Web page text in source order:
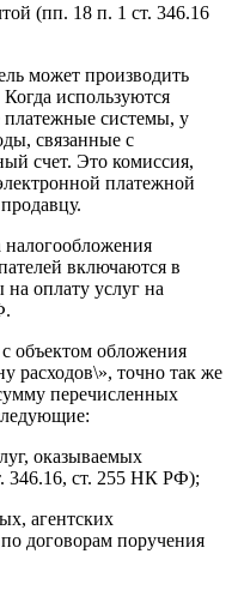
(пп. 18 п. 1 ст. 346.16
может производить
используются
платежные системы, у
связанные с
счет. Это комиссия,
платежной
включаются в
на оплату услуг на
объектом обложения
расходов\», точно так же
перечисленных
оказываемых
346.16, ст. 255 НК РФ);
агентских
договорам поручения